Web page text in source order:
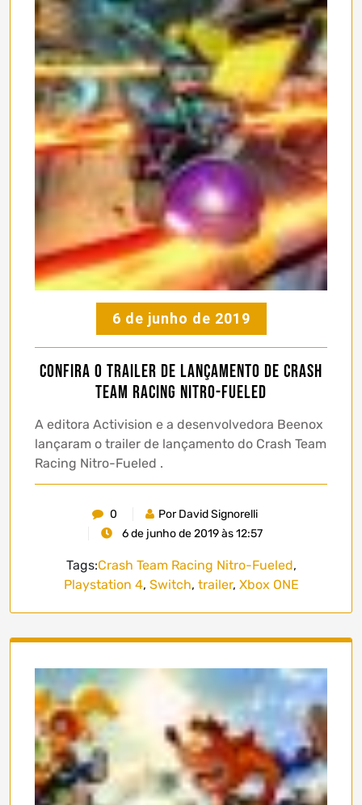
6 de junho de 2019
Confira o trailer de lançamento de Crash
Team Racing Nitro-Fueled
A editora Activision e a desenvolvedora Beenox
lançaram o trailer de lançamento do Crash Team
Racing Nitro-Fueled .
0
Por David Signorelli
6 de junho de 2019 às 12:57
Tags:Crash Team Racing Nitro-Fueled,
Playstation 4, Switch, trailer, Xbox ONE